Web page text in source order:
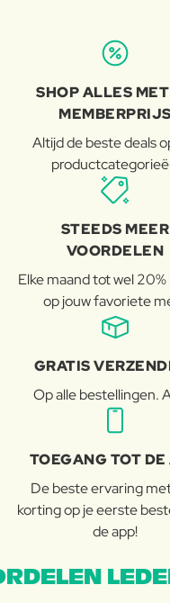
SHOP ALLES
MEMBERPRIJS
Altijd de beste deals
STEEDS MEER
VOORDELEN
Elke maand tot wel
op jouw favoriete
GRATIS
Op alle bestellingen.
TOEGANG TOT DE
De beste ervaring
korting op je eerste
de app!